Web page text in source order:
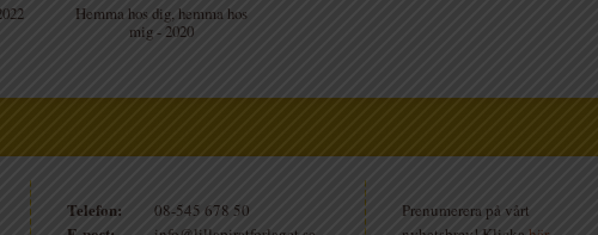
Hemma hos dig, hemma hos
mig - 2020
Telefon: 08-545 678 50
Prenumerera på vårt